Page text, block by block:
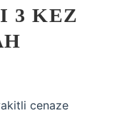
3 KEZ
cenaze